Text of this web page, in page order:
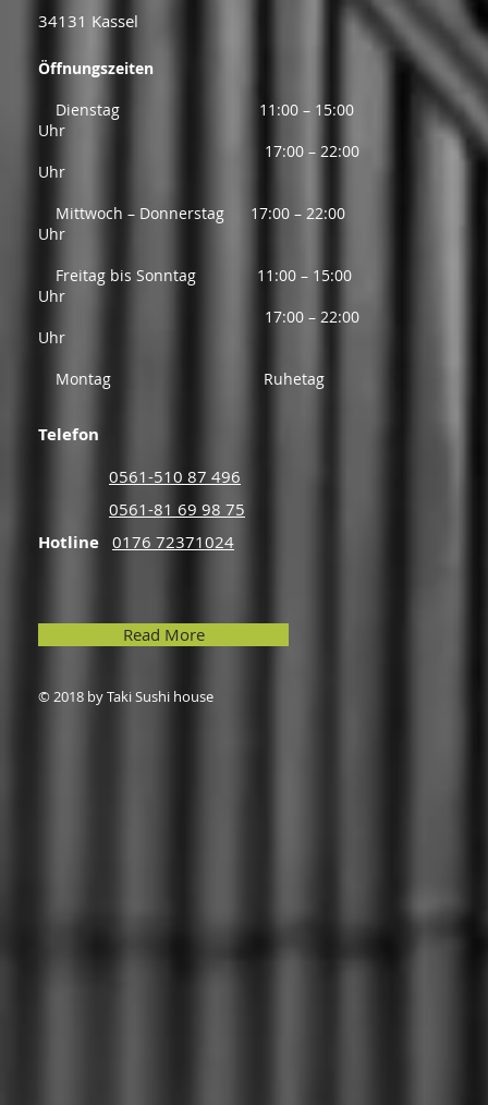
34131 Kassel ​
Öffnungszeiten
Dienstag 11:00 – 15:00
Uhr
17:00 – 22:00
Uhr
Mittwoch – Donnerstag 17:00 – 22:00
Uhr
Freitag bis Sonntag 11:00 – 15:00
Uhr
17:00 – 22:00
Uhr
Montag Ruhetag
Telefon
0561-510 87 496​
0561-81 69 98 75
Hotline 0176 72371024
Read More
© 2018 by Taki Sushi house